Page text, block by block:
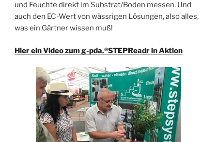
und Feuchte direkt im Substrat/Boden messen. Und
auch den EC-Wert von wässrigen Lösungen, also alles,
was ein Gärtner wissen muß!
Hier ein Video zum g-pda.®STEPReadr in Aktion